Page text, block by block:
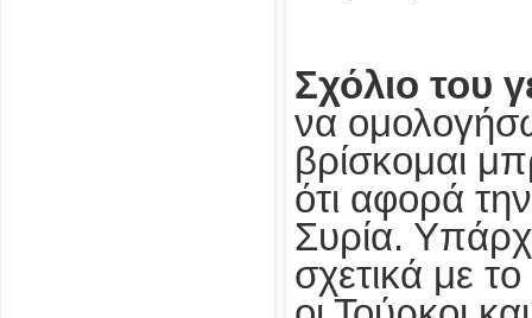
Σχόλιο του
να
βρίσκομαι
ότι αφορά
Συρία.
σχετικά με